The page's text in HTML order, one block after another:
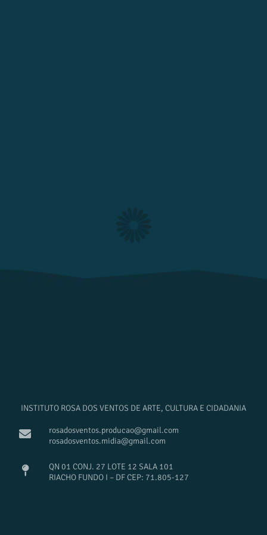
INSTITUTO ROSA DOS VENTOS DE ARTE, CULTURA E CIDADANIA
rosadosventos.producao@gmail.com
rosadosventos.midia@gmail.com
QN 01 CONJ. 27 LOTE 12 SALA 101
RIACHO FUNDO I – DF CEP: 71.805-127